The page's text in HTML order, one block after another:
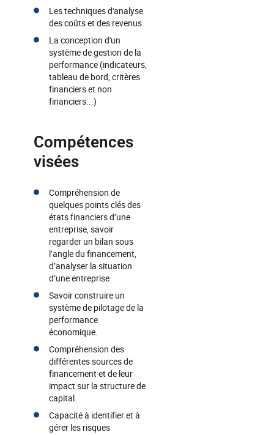
Les techniques d'analyse
des coûts et des revenus
La conception d'un
système de gestion de la
performance (indicateurs,
tableau de bord, critères
financiers et non
financiers...)
Compétences
visées
Compréhension de
quelques points clés des
états financiers d’une
entreprise, savoir
regarder un bilan sous
l’angle du financement,
d’analyser la situation
d’une entreprise
Savoir construire un
système de pilotage de la
performance
économique.
Compréhension des
différentes sources de
financement et de leur
impact sur la structure de
capital.
Capacité à identifier et à
gérer les risques